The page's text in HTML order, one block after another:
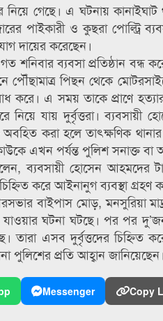
গেছে। এ ঘটনায়
পাইকারী ও কুছরা পোল্ট্রি
দায়ের করেছেন।
ব্যবসা প্রতিষ্ঠান বন্ধ
পৌঁছামাত্র পিছন থেকে
করে। এ সময় তাকে প্রাণে
যায় দুর্বৃত্তরা। ব্যবসায়ী
অবহিত করা হলে তাৎক্ষণিক
এখন পর্যন্ত পুলিশ সনাক্ত
ব্যবসায়ী হোসেন আহমদের
করে আইনানুগ ব্যবস্থা গ্রহণ
বাইপাস মোড়, মনসুরিয়া
ঘটনা ঘটছে। পর পর
তারা এসব দুর্বৃত্তদের চিহ্নিত
পুলিশের প্রতি আহ্বান জানিয়েছেন।
Messenger Copy